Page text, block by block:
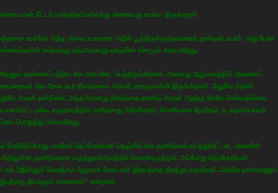
மலர் நீட்டம் மாந்தர்தம்உள்ளத்து அனையது உயர்வு- திருக்குறள்
உயரமோ அந்த அளவு உயரமான அதில் பூத்திருக்கும்தாமரைத் தண்டின் உயரம். அது போல
உயர்வுக்கு ஏற்பஅவனது வாழ்வின் உச்சமும் அமைகிறது.
தன்னைப் பற்றிய சில அளவீடை பெற்றிருக்கிறான். அவனது ஆழ்மனத்தில் அவனைப்
சில அகல உயர நீளங்களை அளவீடாகஉருவாக்கி இருக்கிறான். அதுவே அவன்
அவன் தன்நிலை. அந்தஅவனது சிகரத்தை தாண்டி அவன் அதற்கு மேலே செல்வதில்லை.
வளம்மட்டமல்ல, சமுதாயத்தில் மனிதனது அங்கீகாரம், பொலிவான தோற்றம், உடல்நலம்யாவும்
பொறுத்து அமைகிறது.
போரிடும்போது மாவீரன் நெப்போலியன் நெஞ்சில் சில குண்டுகள்பாய்ந்துவிட்டன. அவனின்
குண்டுகளை மருத்துவர்அகற்றிக் கொண்டிருந்தார். அப்போது நெப்போலியன்
“டாக்டர்இன்னும் கொஞ்சம் ஆழமாக போய் என் இதயத்தை திறந்து பாருங்கள். அங்கே நான்காணும்
நீங்களும் காணலாம்” என்றான்.